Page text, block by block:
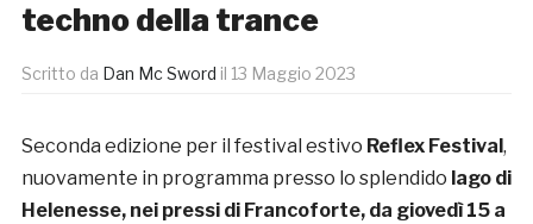
techno della trance
Scritto da Dan Mc Sword il 13 Maggio 2023
Seconda edizione per il festival estivo Reflex Festival ,
nuovamente in programma presso lo splendido lago di
Helenesse, nei pressi di Francoforte, da giovedì 15 a